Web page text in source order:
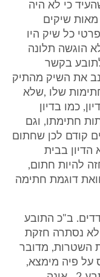
29/6/09 נחקר הנתבע 2, שהעיד כי לא היה
שיקים
כל שיק היו
הוגשה תלונה
בקשר
את השיק מהתיק
חתימות שלו ,שלא
כמו בדיון
חתימתו, וגם
קודם לכן שחתום
בבית
להיות חתום,
דוגמת חתימה
ב"כ התובע
לא נסתרה חזקת
20 (ג) לפקודת השטרות, מדובר
על פיה מימצא,